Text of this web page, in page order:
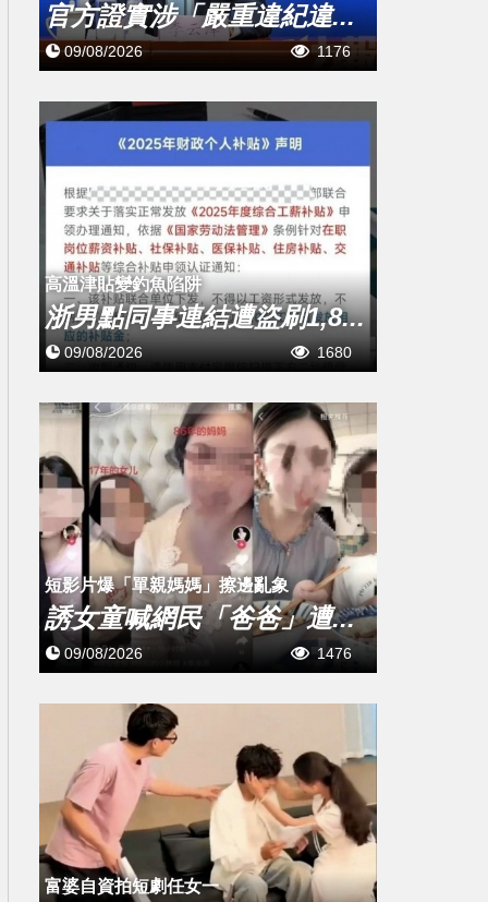
官方證實涉「嚴重違紀違...
09/08/2026 1176
高溫津貼變釣魚陷阱
浙男點同事連結遭盜刷1,8...
09/08/2026 1680
短影片爆「單親媽媽」擦邊亂象
誘女童喊網民「爸爸」遭...
09/08/2026 1476
富婆自資拍短劇任女一